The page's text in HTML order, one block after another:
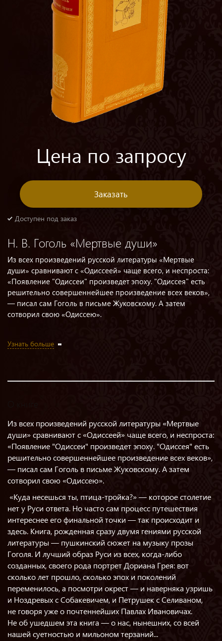
Доступен под заказ
Н. В. Гоголь «Мертвые души»
Из всех произведений русской литературы «Мертвые
души» сравнивают с «Одиссеей» чаще всего, и неспроста:
«Появление "Одиссеи" произведет эпоху. "Одиссея" есть
решительно совершеннейшее произведение всех веков»,
— писал сам Гоголь в письме Жуковскому. А затем
сотворил свою «Одиссею».
Узнать больше
Цена по запросу
Заказать
Из всех произведений русской литературы «Мертвые
души» сравнивают с «Одиссеей» чаще всего, и неспроста:
«Появление "Одиссеи" произведет эпоху. "Одиссея" есть
решительно совершеннейшее произведение всех веков»,
— писал сам Гоголь в письме Жуковскому. А затем
сотворил свою «Одиссею».
«Куда несешься ты, птица-тройка?» — которое столетие
нет у Руси ответа. Но часто сам процесс путешествия
интереснее его финальной точки — так происходит и
здесь. Книга, рожденная сразу двумя гениями русской
литературы — пушкинский сюжет на музыку прозы
Гоголя. И лучший образ Руси из всех, когда-либо
созданных, своего рода портрет Дориана Грея: вот
сколько лет прошло, сколько эпох и поколений
переменилось, а посмотри окрест — и наверняка узришь
и Ноздревых с Собакевичем, и Петрушек с Селиваном,
не говоря уже о почтеннейших Павлах Ивановичах.
Не об ушедшем эта книга — о нас, нынешних, со всей
нашей суетностью и мильоном терзаний...